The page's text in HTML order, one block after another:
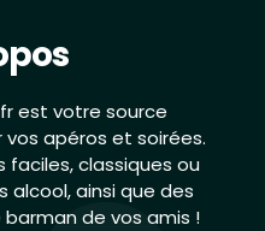
est votre source
vos apéros et soirées.
classiques ou
alcool, ainsi que des
de vos amis !